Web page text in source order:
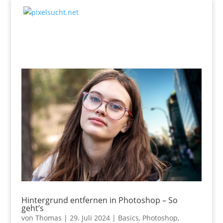
Hintergrund entfernen in Photoshop – So
geht’s
von Thomas | 29. Juli 2024| Basics, Photoshop,